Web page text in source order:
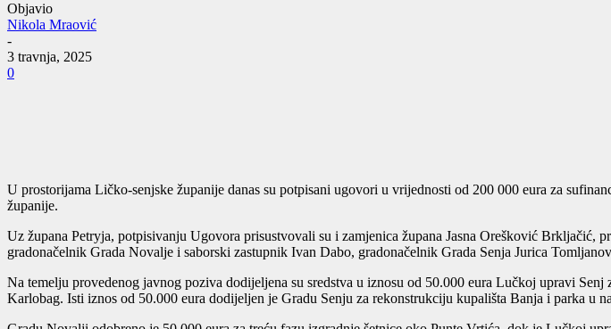
Objavio
Nikola Mraović
-
3 travnja, 2025
0
U prostorijama Ličko-senjske županije danas su potpisani ugovori u vrijednosti od 200 000 eura za
županije.
Uz župana Petryja, potpisivanju Ugovora prisustvovali su i zamjenica župana Jasna Orešković
gradonačelnik Grada Novalje i saborski zastupnik Ivan Dabo, gradonačelnik Grada Senja Jurica
Na temelju provedenog javnog poziva dodijeljena su sredstva u iznosu od 50.000 eura Lučkoj upravi
Karlobag. Isti iznos od 50.000 eura dodijeljen je Gradu Senju za rekonstrukciju kupališta Banja i parka u